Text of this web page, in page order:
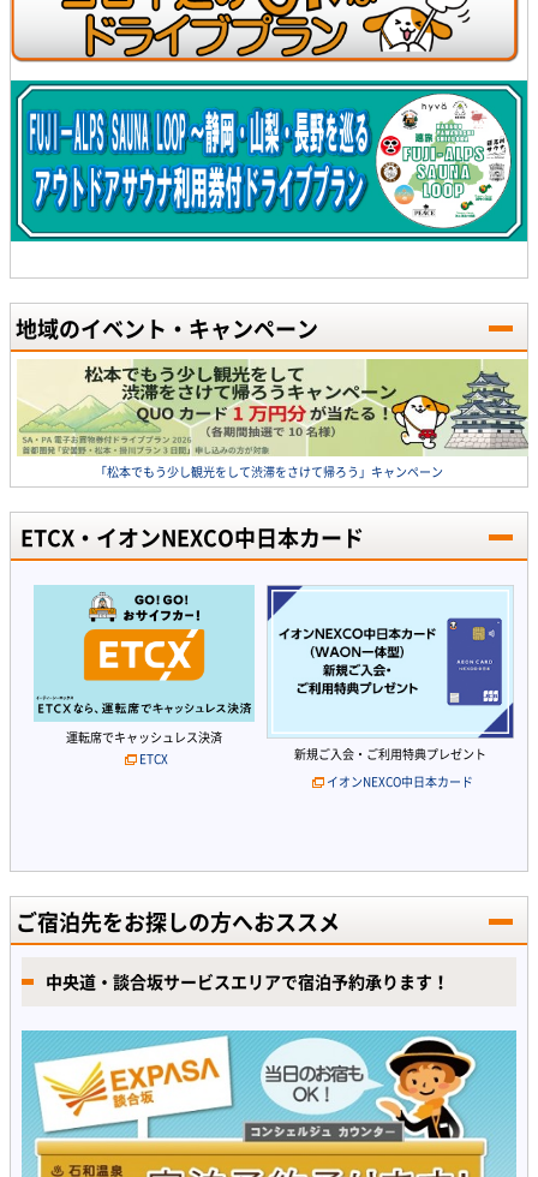
地域のイベント・キャンペーン
「松本でもう少し観光をして渋滞をさけて帰ろう」キャンペーン
ETCX・イオンNEXCO中日本カード
運転席でキャッシュレス決済
ETCX
新規ご入会・ご利用特典プレゼント
イオンNEXCO中日本カード
ご宿泊先をお探しの方へおススメ
中央道・談合坂サービスエリアで宿泊予約承ります！